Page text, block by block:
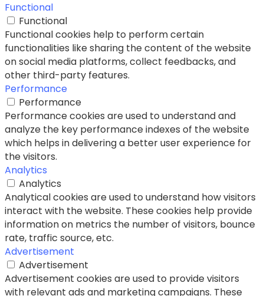
Functional
Functional
Functional cookies help to perform certain
functionalities like sharing the content of the website
on social media platforms, collect feedbacks, and
other third-party features.
Performance
Performance
Performance cookies are used to understand and
analyze the key performance indexes of the website
which helps in delivering a better user experience for
the visitors.
Analytics
Analytics
Analytical cookies are used to understand how visitors
interact with the website. These cookies help provide
information on metrics the number of visitors, bounce
rate, traffic source, etc.
Advertisement
Advertisement
Advertisement cookies are used to provide visitors
with relevant ads and marketing campaigns. These